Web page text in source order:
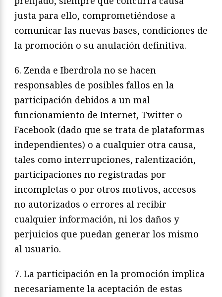
justa para ello, comprometiéndose a
comunicar las nuevas bases, condiciones de
la promoción o su anulación definitiva.
6. Zenda e Iberdrola no se hacen
responsables de posibles fallos en la
participación debidos a un mal
funcionamiento de Internet, Twitter o
Facebook (dado que se trata de plataformas
independientes) o a cualquier otra causa,
tales como interrupciones, ralentización,
participaciones no registradas por
incompletas o por otros motivos, accesos
no autorizados o errores al recibir
cualquier información, ni los daños y
perjuicios que puedan generar los mismo
al usuario.
7. La participación en la promoción implica
necesariamente la aceptación de estas